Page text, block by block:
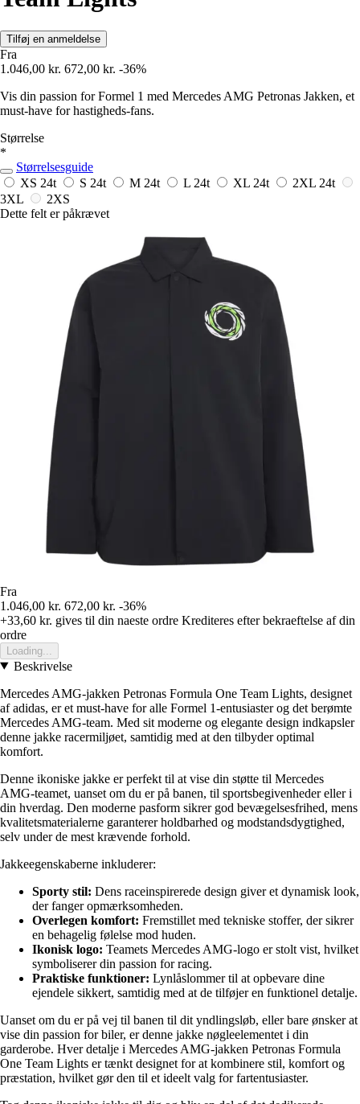
Tilføj en anmeldelse
Fra
1.046,00 kr. 672,00 kr. -36%
Vis din passion for Formel 1 med Mercedes AMG Petronas Jakken, et
must-have for hastigheds-fans.
Størrelse
*
Størrelsesguide
XS 24t S 24t M 24t L 24t XL 24t 2XL 24t
3XL
2XS
Dette felt er påkrævet
Fra
1.046,00 kr. 672,00 kr. -36%
+33,60 kr. gives til din naeste ordre Krediteres efter bekraeftelse af din
ordre
Loading...
Beskrivelse
Mercedes AMG-jakken Petronas Formula One Team Lights, designet
af adidas, er et must-have for alle Formel 1-entusiaster og det berømte
Mercedes AMG-team. Med sit moderne og elegante design indkapsler
denne jakke racermiljøet, samtidig med at den tilbyder optimal
komfort.
Denne ikoniske jakke er perfekt til at vise din støtte til Mercedes
AMG-teamet, uanset om du er på banen, til sportsbegivenheder eller i
din hverdag. Den moderne pasform sikrer god bevægelsesfrihed, mens
kvalitetsmaterialerne garanterer holdbarhed og modstandsdygtighed,
selv under de mest krævende forhold.
Jakkeegenskaberne inkluderer:
Sporty stil: Dens raceinspirerede design giver et dynamisk look,
der fanger opmærksomheden.
Overlegen komfort: Fremstillet med tekniske stoffer, der sikrer
en behagelig følelse mod huden.
Ikonisk logo: Teamets Mercedes AMG-logo er stolt vist, hvilket
symboliserer din passion for racing.
Praktiske funktioner: Lynlåslommer til at opbevare dine
ejendele sikkert, samtidig med at de tilføjer en funktionel detalje.
Uanset om du er på vej til banen til dit yndlingsløb, eller bare ønsker at
vise din passion for biler, er denne jakke nøgleelementet i din
garderobe. Hver detalje i Mercedes AMG-jakken Petronas Formula
One Team Lights er tænkt designet for at kombinere stil, komfort og
præstation, hvilket gør den til et ideelt valg for fartentusiaster.